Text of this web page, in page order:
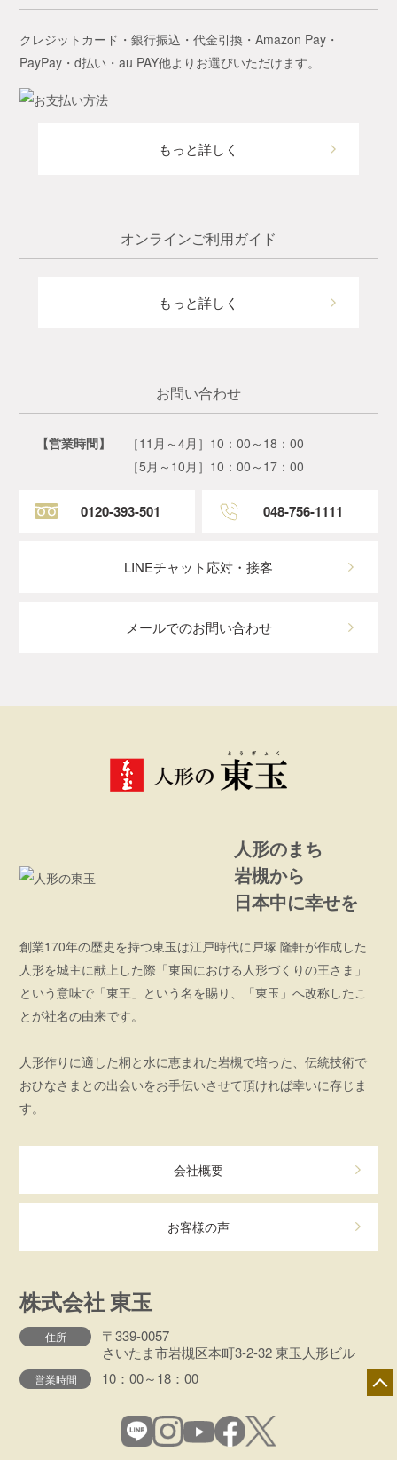
クレジットカード・銀行振込・代金引換・Amazon Pay・
PayPay・d払い・au PAY他よりお選びいただけます。
もっと詳しく
オンラインご利用ガイド
もっと詳しく
お問い合わせ
【営業時間】
［11月～4月］10：00～18：00
［5月～10月］10：00～17：00
0120-393-501 048-756-1111
LINEチャット応対・接客
メールでのお問い合わせ
人形のまち
岩槻から
日本中に幸せを
創業170年の歴史を持つ東玉は江戸時代に戸塚 隆軒が作成した
人形を城主に献上した際「東国における人形づくりの王さま」
という意味で「東王」という名を賜り、「東玉」へ改称したこ
とが社名の由来です。
人形作りに適した桐と水に恵まれた岩槻で培った、伝統技術で
おひなさまとの出会いをお手伝いさせて頂ければ幸いに存じま
す。
会社概要
お客様の声
株式会社 東玉
住所
〒339-0057
さいたま市岩槻区本町3-2-32 東玉人形ビル
営業時間 10：00～18：00